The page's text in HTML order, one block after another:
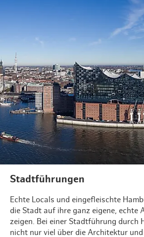
Stadtführungen
Echte Locals und eingefleischte
die Stadt auf ihre ganz eigene, echte
zeigen. Bei einer Stadtführung durch
nicht nur viel über die Architektur